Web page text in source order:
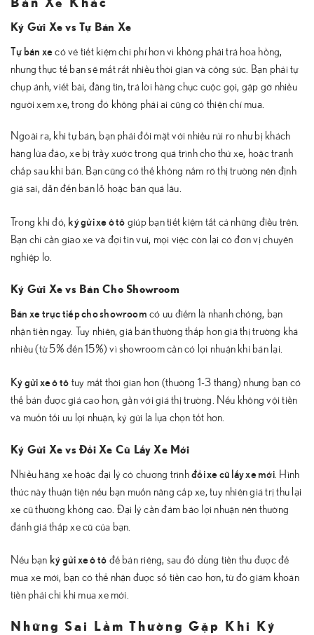
Bán Xe Khác
Ký Gửi Xe vs Tự Bán Xe
Tự bán xecó vẻ tiết kiệm chi phí hơn vì không phải trả hoa hồng,
nhưng thực tế bạn sẽ mất rất nhiều thời gian và công sức. Bạn phải tự
chụp ảnh, viết bài, đăng tin, trả lời hàng chục cuộc gọi, gặp gỡ nhiều
người xem xe, trong đó không phải ai cũng có thiện chí mua.
Ngoài ra, khi tự bán, bạn phải đối mặt với nhiều rủi ro như bị khách
hàng lừa đảo, xe bị trầy xước trong quá trình cho thử xe, hoặc tranh
chấp sau khi bán. Bạn cũng có thể không nắm rõ thị trường nên định
giá sai, dẫn đến bán lỗ hoặc bán quá lâu.
Trong khi đó, ký gửi xe ô tô giúp bạn tiết kiệm tất cả những điều trên.
Bạn chỉ cần giao xe và đợi tin vui, mọi việc còn lại có đơn vị chuyên
nghiệp lo.
Ký Gửi Xe vs Bán Cho Showroom
Bán xe trực tiếp cho showroom có ưu điểm là nhanh chóng, bạn
nhận tiền ngay. Tuy nhiên, giá bán thường thấp hơn giá thị trường khá
nhiều (từ 5% đến 15%) vì showroom cần có lợi nhuận khi bán lại.
Ký gửi xe ô tô tuy mất thời gian hơn (thường 1-3 tháng) nhưng bạn có
thể bán được giá cao hơn, gần với giá thị trường. Nếu không vội tiền
và muốn tối ưu lợi nhuận, ký gửi là lựa chọn tốt hơn.
Ký Gửi Xe vs Đổi Xe Cũ Lấy Xe Mới
Nhiều hãng xe hoặc đại lý có chương trìnhđổi xe cũ lấy xe mới. Hình
thức này thuận tiện nếu bạn muốn nâng cấp xe, tuy nhiên giá trị thu lại
xe cũ thường không cao. Đại lý cần đảm bảo lợi nhuận nên thường
đánh giá thấp xe cũ của bạn.
Nếu bạn ký gửi xe ô tô để bán riêng, sau đó dùng tiền thu được để
mua xe mới, bạn có thể nhận được số tiền cao hơn, từ đó giảm khoản
tiền phải chi khi mua xe mới.
Những Sai Lầm Thường Gặp Khi Ký